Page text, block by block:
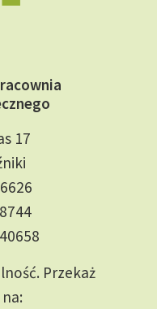
17
Przekaż